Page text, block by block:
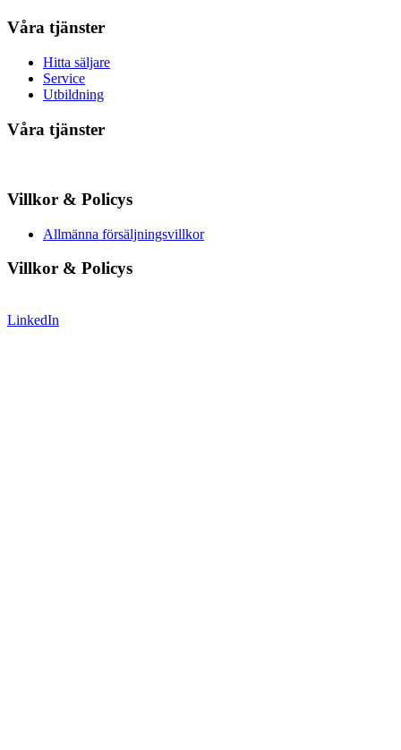
Våra tjänster
Hitta säljare
Service
Utbildning
Våra tjänster
Villkor & Policys
Allmänna försäljningsvillkor
Villkor & Policys
LinkedIn